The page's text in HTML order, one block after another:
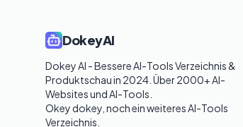
DokeyAI
Dokey AI - Bessere AI-Tools Verzeichnis &
Produktschau in 2024. Über 2000+ AI-
Websites und AI-Tools.
Okey dokey, noch ein weiteres AI-Tools
Verzeichnis.